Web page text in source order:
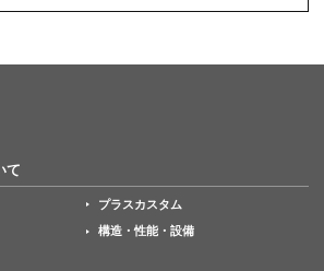
て
プラスカスタム
構造・性能・設備